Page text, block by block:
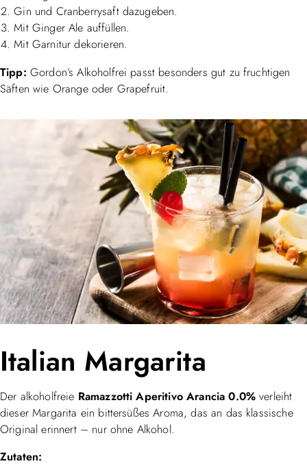
Gin und Cranberrysaft dazugeben.
Mit Ginger Ale auffüllen.
Mit Garnitur dekorieren.
Tipp: Gordon’s Alkoholfrei passt besonders gut zu fruchtigen
Säften wie Orange oder Grapefruit.
Italian Margarita
Der alkoholfreie Ramazzotti Aperitivo Arancia 0.0% verleiht
dieser Margarita ein bittersüßes Aroma, das an das klassische
Original erinnert – nur ohne Alkohol.
Zutaten: